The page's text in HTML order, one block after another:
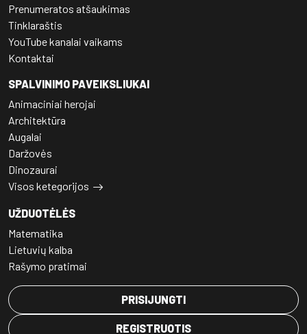
Prenumeratos atšaukimas
Tinklaraštis
YouTube kanalai vaikams
Kontaktai
SPALVINIMO PAVEIKSLIUKAI
Animaciniai herojai
Architektūra
Augalai
Daržovės
Dinozaurai
Visos ketegorijos
UŽDUOTĖLĖS
Matematika
Lietuvių kalba
Rašymo pratimai
PRISIJUNGTI
REGISTRUOTIS